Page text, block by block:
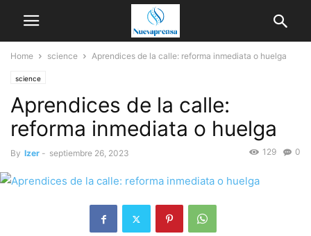
Home science Aprendices de la calle: reforma inmediata o huelga
science
Aprendices de la calle:
reforma inmediata o huelga
By Izer - septiembre 26, 2023 0
129